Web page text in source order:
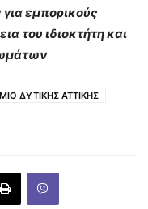
εμπορικούς
του ιδιοκτήτη και
ΔΥΤΙΚΗΣ ΑΤΤΙΚΗΣ